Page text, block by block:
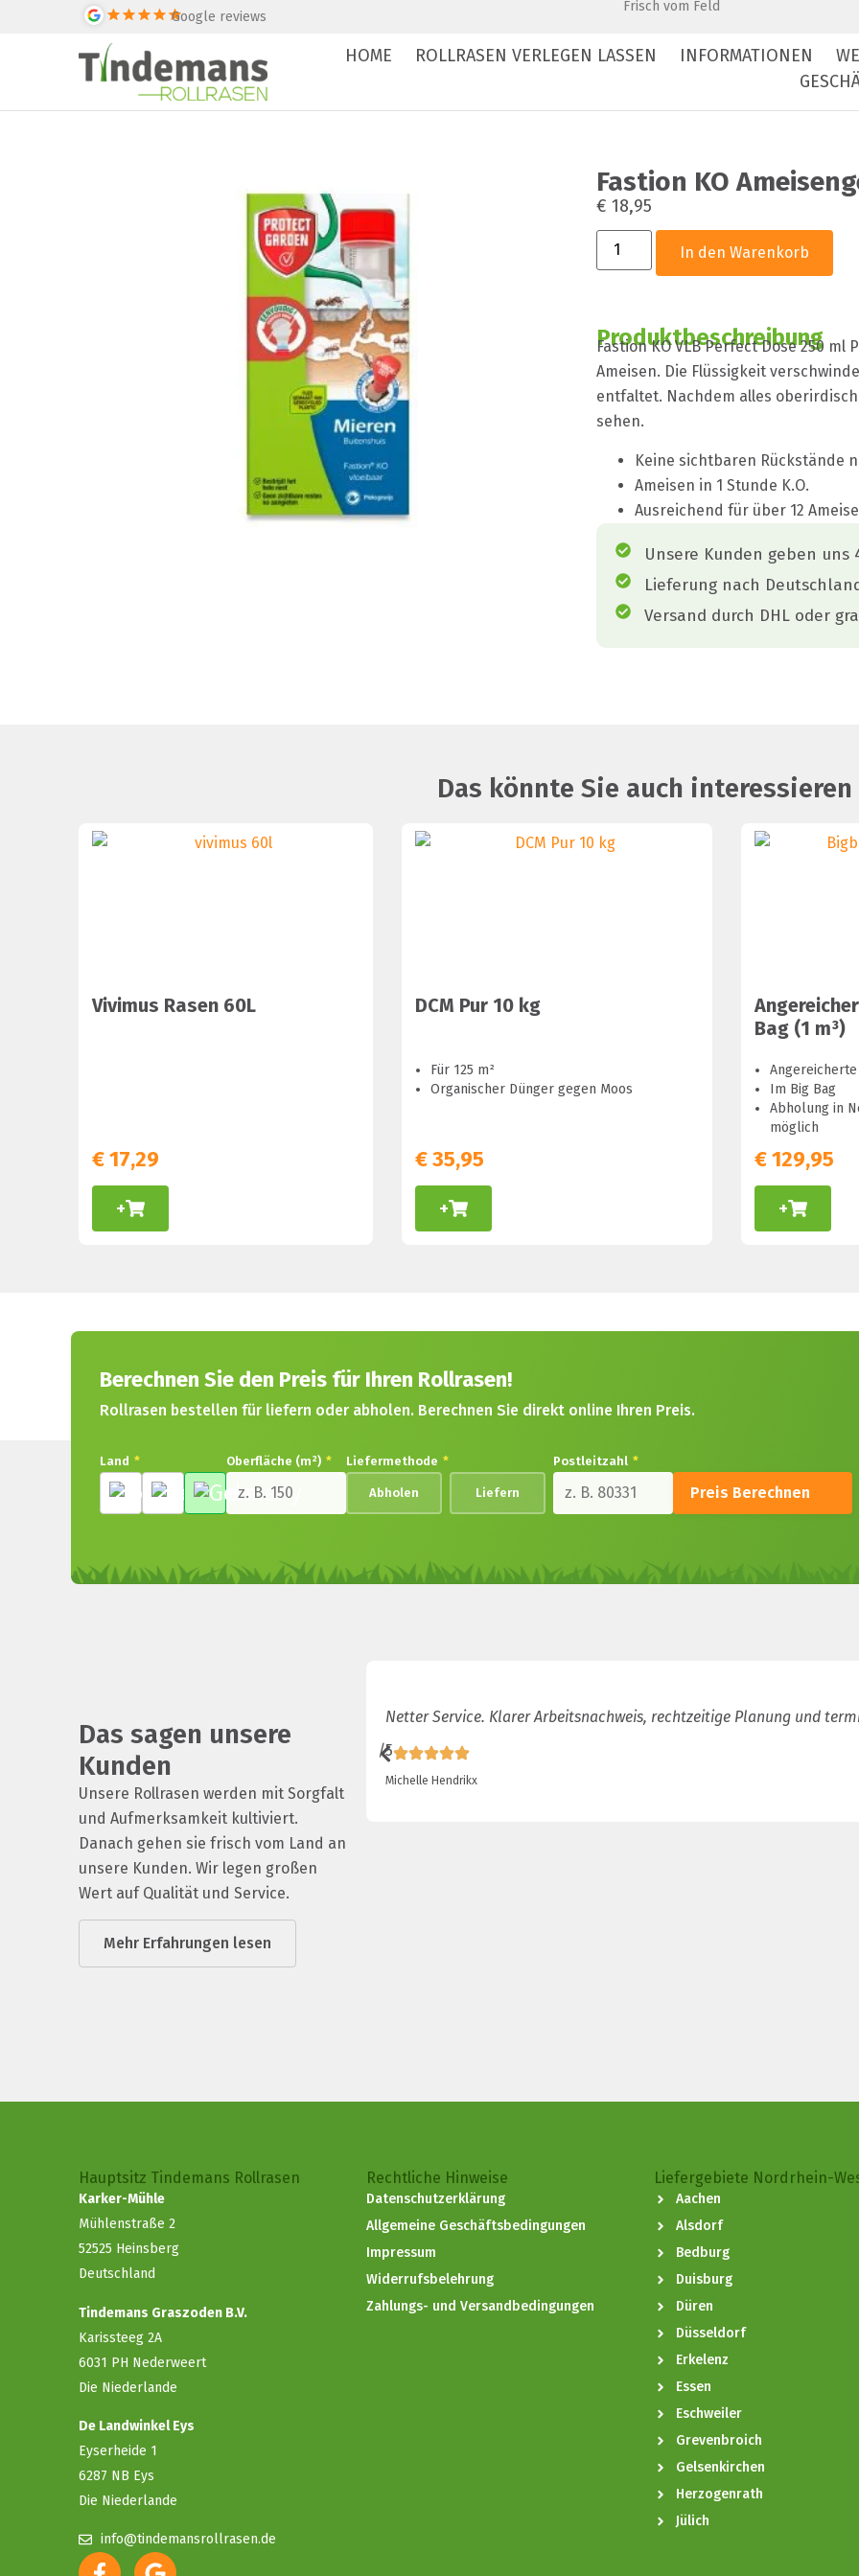
Google reviews
Frisch vom Feld
HOME ROLLRASEN VERLEGEN LASSEN INFORMATIONEN
Fastion KO
€ 18,95
In den Warenkorb
Produktbeschreibung
Fastion KO VLB Perfect Dose 250
Ameisen. Die Flüssigkeit
entfaltet. Nachdem alles
sehen.
Keine sichtbaren Rückstände
Ameisen in 1 Stunde K.O.
Ausreichend für über 12
Unsere Kunden geben uns
Lieferung nach
Versand durch DHL oder
Das könnte Sie auch interessieren
Vivimus Rasen 60L
€17,29
+
DCM Pur 10 kg
Für 125 m²
Organischer Dünger gegen Moos
€35,95
+
Bag (1 m³)
Im Big Bag
Abholung in
möglich
€129,95
+
Berechnen Sie den Preis für Ihren Rollrasen!
Rollrasen bestellen für liefern oder abholen. Berechnen Sie direkt online Ihren Preis.
Land * Oberfläche (m²) * Liefermethode *
Abholen Liefern
Postleitzahl *
Preis Berechnen
Das sagen unsere
Kunden
Unsere Rollrasen werden mit Sorgfalt
und Aufmerksamkeit kultiviert.
Danach gehen sie frisch vom Land an
unsere Kunden. Wir legen großen
Wert auf Qualität und Service.
Mehr Erfahrungen lesen
Netter Service. Klarer Arbeitsnachweis, rechtzeitige Planung und
/5
Michelle Hendrikx
Hauptsitz Tindemans Rollrasen
Karker-Mühle
Mühlenstraße 2
52525 Heinsberg
Deutschland
Tindemans Graszoden B.V.
Karissteeg 2A
6031 PH Nederweert
Die Niederlande
De Landwinkel Eys
Eyserheide 1
6287 NB Eys
Die Niederlande
info@tindemansrollrasen.de
Rechtliche Hinweise
Datenschutzerklärung
Allgemeine Geschäftsbedingungen
Impressum
Widerrufsbelehrung
Zahlungs- und Versandbedingungen
Liefergebiete Nordrhein-
Aachen
Alsdorf
Bedburg
Duisburg
Düren
Düsseldorf
Erkelenz
Essen
Eschweiler
Grevenbroich
Gelsenkirchen
Herzogenrath
Jülich